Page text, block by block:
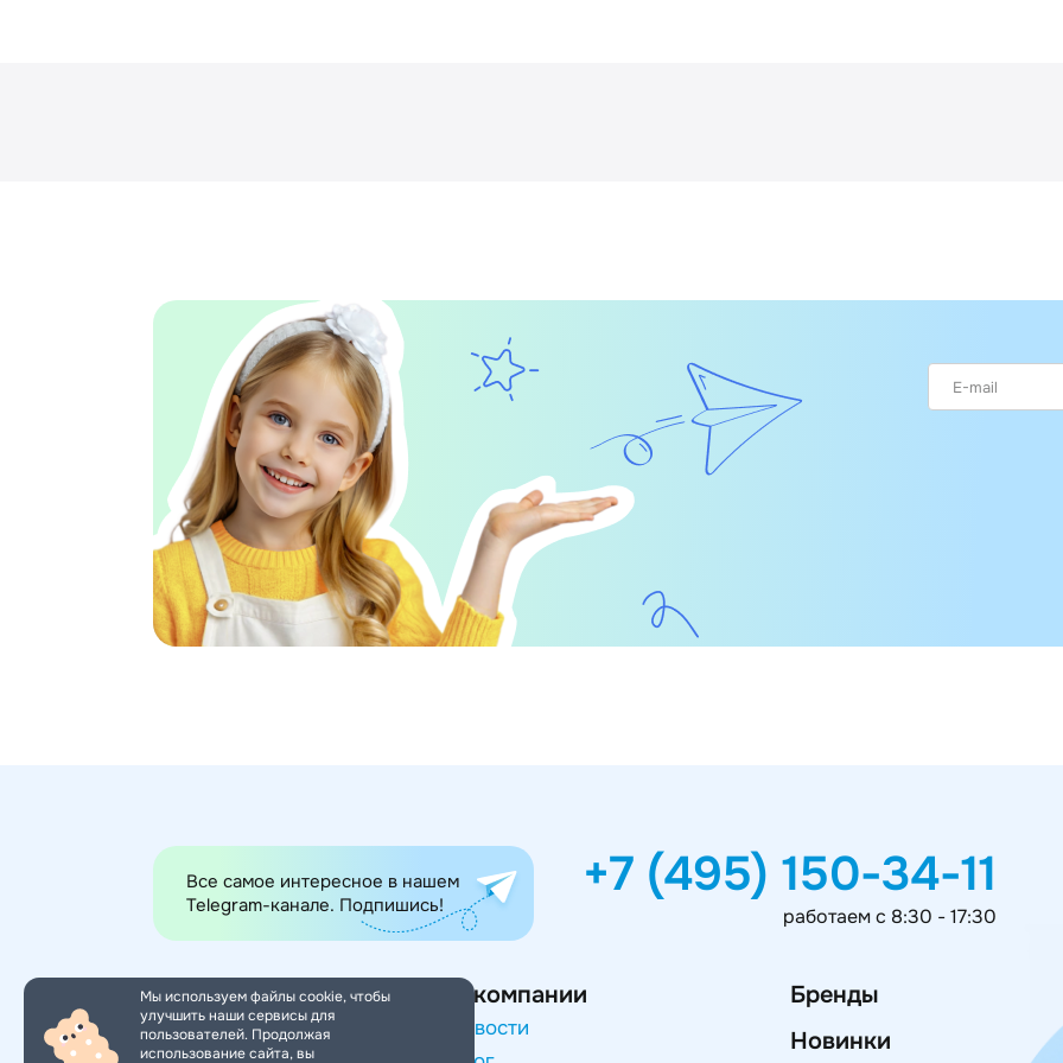
Все самое интересное в нашем
Telegram-канале. Подпишись!
+7 (495) 150-34-11
работаем с 8:30 - 17:30
Категории товаров
Игры и игрушки
О компании
Новости
Бренды
Новинки
Мы используем файлы cookie, чтобы
улучшить наши сервисы для
пользователей. Продолжая
использование сайта, вы